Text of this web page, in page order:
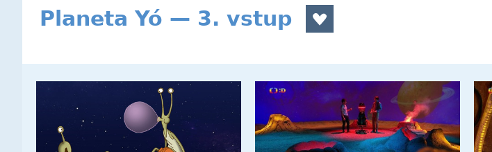
Planeta Yó — 3. vstup